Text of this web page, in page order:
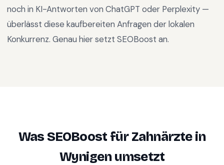
noch in KI-Antworten von ChatGPT oder Perplexity —
überlässt diese kaufbereiten Anfragen der lokalen
Konkurrenz. Genau hier setzt SEOBoost an.
Was SEOBoost fürZahnärztein
Wynigenumsetzt